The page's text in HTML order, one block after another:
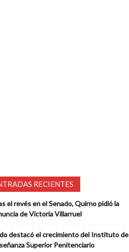
RECIENTES
el revés en el Senado, Quirno pidió la
de Victoria Villarruel
destacó el crecimiento del Instituto de
Superior Penitenciario